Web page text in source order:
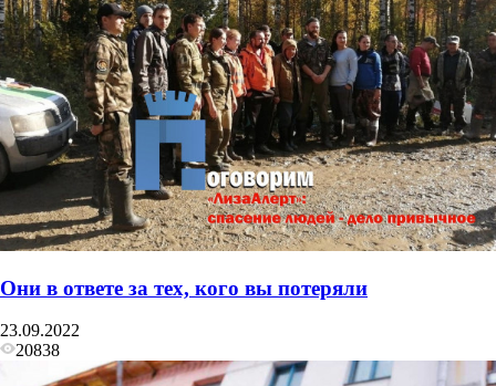
Они в ответе за тех, кого вы потеряли
23.09.2022
20838